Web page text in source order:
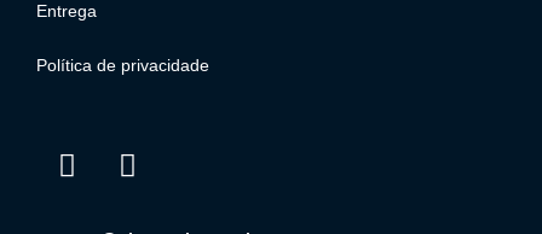
Entrega
Política de privacidade